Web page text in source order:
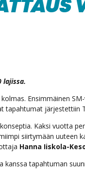
lajissa.
Ensimmäinen
tapahtumat järjestettiin
Kaksi vuotta
siirtymään uuteen
Hanna Iiskola-
kanssa tapahtuman